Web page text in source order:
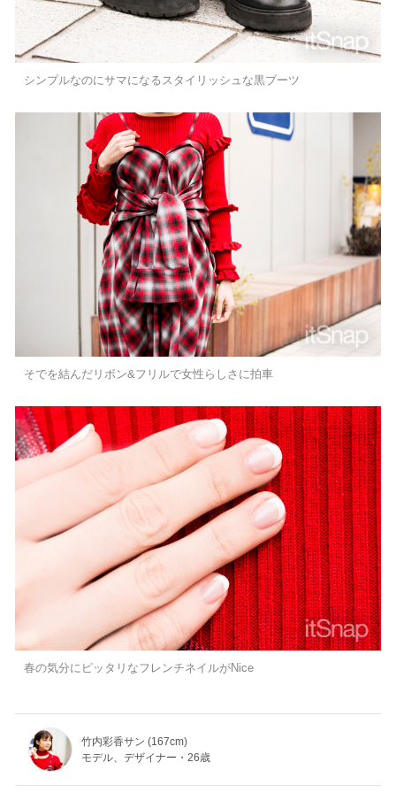
シンプルなのにサマになるスタイリッシュな黒ブーツ
そでを結んだリボン&フリルで女性らしさに拍車
春の気分にピッタリなフレンチネイルがNice
竹内彩香サン (167cm)
モデル、デザイナー・26歳